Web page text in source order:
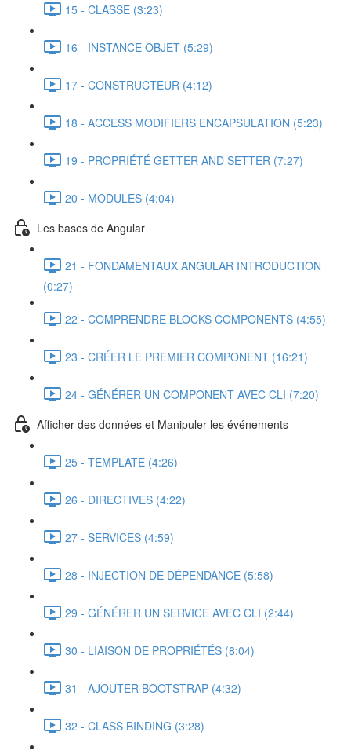
15 - CLASSE (3:23)
16 - INSTANCE OBJET (5:29)
17 - CONSTRUCTEUR (4:12)
18 - ACCESS MODIFIERS ENCAPSULATION (5:23)
19 - PROPRIÉTÉ GETTER AND SETTER (7:27)
20 - MODULES (4:04)
Les bases de Angular
21 - FONDAMENTAUX ANGULAR INTRODUCTION
(0:27)
22 - COMPRENDRE BLOCKS COMPONENTS (4:55)
23 - CRÉER LE PREMIER COMPONENT (16:21)
24 - GÉNÉRER UN COMPONENT AVEC CLI (7:20)
Afficher des données et Manipuler les événements
25 - TEMPLATE (4:26)
26 - DIRECTIVES (4:22)
27 - SERVICES (4:59)
28 - INJECTION DE DÉPENDANCE (5:58)
29 - GÉNÉRER UN SERVICE AVEC CLI (2:44)
30 - LIAISON DE PROPRIÉTÉS (8:04)
31 - AJOUTER BOOTSTRAP (4:32)
32 - CLASS BINDING (3:28)